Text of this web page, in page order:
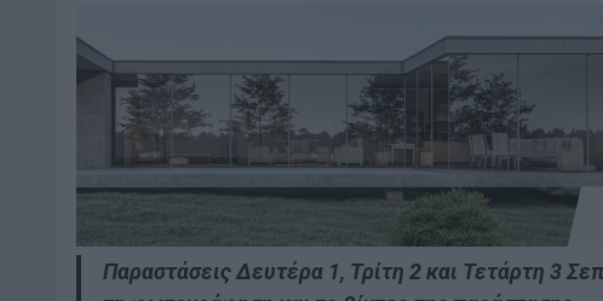
Παραστάσεις Δευτέρα 1, Τρίτη 2 και Τετάρτη 3